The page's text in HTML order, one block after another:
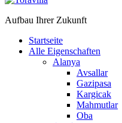
Aufbau Ihrer Zukunft
Startseite
Alle Eigenschaften
Alanya
Avsallar
Gazipasa
Kargicak
Mahmutlar
Oba